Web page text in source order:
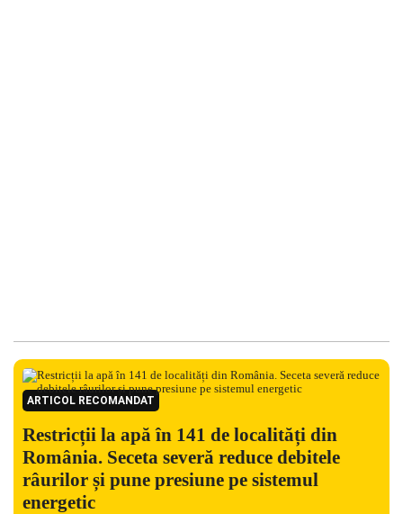
ARTICOL RECOMANDAT
Restricții la apă în 141 de localități din
România. Seceta severă reduce debitele
râurilor și pune presiune pe sistemul
energetic